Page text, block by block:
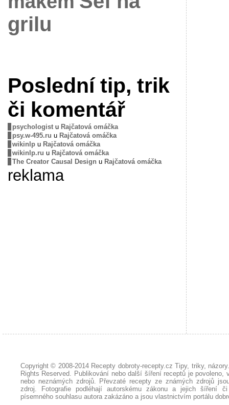
grilu
Poslední tip, trik
či komentář
psychologistu Rajčatová omáčka
psy.w-495.ru u Rajčatová omáčka
wikinlpu Rajčatová omáčka
wikinlp.ru u Rajčatová omáčka
The Creator Causal Design u Rajčatová omáčka
reklama
Copyright © 2008-2014 Recepty dobroty-recepty.cz Tipy, triky,
Rights Reserved. Publikování nebo další šíření receptů je povoleno,
nebo neznámých zdrojů. Převzaté recepty ze známých zdrojů
zdroj. Fotografie podléhají autorskému zákonu a jejich šíření
písemného souhlasu autora zakázáno a jsou vlastnictvím portálu